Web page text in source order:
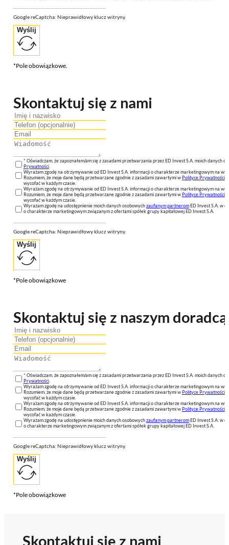
Google reCaptcha: Nieprawidłowy klucz witryny.
Wyślij
*Pole obowiązkowe.
Skontaktuj się z nami
* Oświadczam, że zapoznałem/am się z zasadami przetwarzania przez ED Invest S.A. moich danych
Prywatności.
Wyrażam zgodę na otrzymywanie od ED Invest S.A. informacji o charakterze marketingowym na
Rozumiem, że moje dane będą przetwarzane zgodnie z zasadami zawartymi wPolityce Prywatności
wycofać w każdym czasie.
Wyrażam zgodę na otrzymywanie od ED Invest S.A. informacji o charakterze marketingowym na
Rozumiem, że moje dane będą przetwarzane zgodnie z zasadami zawartymi wPolityce Prywatności
wycofać w każdym czasie.
Wyrażam zgodę na udostępnienie moich danych osobowychzaufanym partneromED Invest S.A. w
o charakterze marketingowym związanym z ofertami spółek grupy kapitałowej ED Invest S.A.
Google reCaptcha: Nieprawidłowy klucz witryny.
Wyślij
*Pole obowiązkowe
Skontaktuj się z naszym doradcą
* Oświadczam, że zapoznałem/am się z zasadami przetwarzania przez ED Invest S.A. moich danych
Prywatności.
Wyrażam zgodę na otrzymywanie od ED Invest S.A. informacji o charakterze marketingowym na
Rozumiem, że moje dane będą przetwarzane zgodnie z zasadami zawartymi wPolityce Prywatności
wycofać w każdym czasie.
Wyrażam zgodę na otrzymywanie od ED Invest S.A. informacji o charakterze marketingowym na
Rozumiem, że moje dane będą przetwarzane zgodnie z zasadami zawartymi wPolityce Prywatności
wycofać w każdym czasie.
Wyrażam zgodę na udostępnienie moich danych osobowychzaufanym partneromED Invest S.A. w
o charakterze marketingowym związanym z ofertami spółek grupy kapitałowej ED Invest S.A.
Google reCaptcha: Nieprawidłowy klucz witryny.
Wyślij
*Pole obowiązkowe
Skontaktuj się z nami